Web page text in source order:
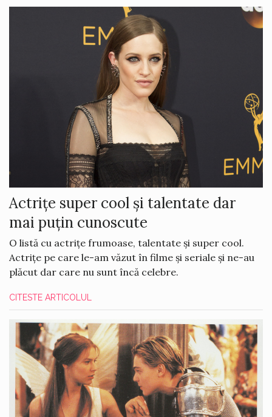
Actrițe super cool și talentate dar
mai puțin cunoscute
O listă cu actrițe frumoase, talentate și super cool.
Actrițe pe care le-am văzut în filme și seriale și ne-au
plăcut dar care nu sunt încă celebre.
CITESTE ARTICOLUL